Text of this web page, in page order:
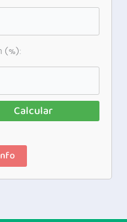
(%):
Calcular